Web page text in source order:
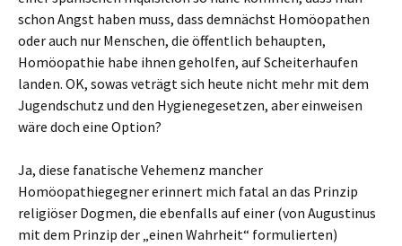
schon Angst haben muss, dass demnächst Homöopathen
oder auch nur Menschen, die öffentlich behaupten,
Homöopathie habe ihnen geholfen, auf Scheiterhaufen
landen. OK, sowas veträgt sich heute nicht mehr mit dem
Jugendschutz und den Hygienegesetzen, aber einweisen
wäre doch eine Option?
Ja, diese fanatische Vehemenz mancher
Homöopathiegegner erinnert mich fatal an das Prinzip
religiöser Dogmen, die ebenfalls auf einer (von Augustinus
mit dem Prinzip der „einen Wahrheit“ formulierten)